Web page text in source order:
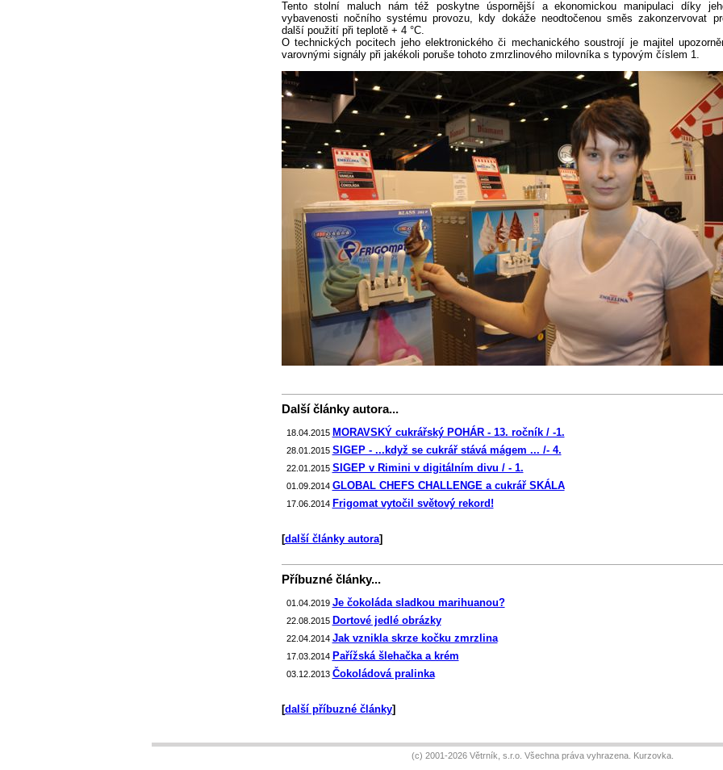
Tento stolní maluch nám též poskytne úspornější a ekonomickou manipulaci díky
vybavenosti nočního systému provozu, kdy dokáže neodtočenou směs zakonzervovat
další použití při teplotě + 4 °C.
O technických pocitech jeho elektronického či mechanického soustrojí je majitel
varovnými signály při jakékoli poruše tohoto zmrzlinového milovníka s typovým číslem 1.
Další články autora...
18.04.2015 MORAVSKÝ cukrářský POHÁR - 13. ročník / -1.
28.01.2015 SIGEP - ...když se cukrář stává mágem ... /- 4.
22.01.2015 SIGEP v Rimini v digitálním divu / - 1.
01.09.2014 GLOBAL CHEFS CHALLENGE a cukrář SKÁLA
17.06.2014 Frigomat vytočil světový rekord!
[další články autora]
Příbuzné články...
01.04.2019 Je čokoláda sladkou marihuanou?
22.08.2015 Dortové jedlé obrázky
22.04.2014 Jak vznikla skrze kočku zmrzlina
17.03.2014 Pařížská šlehačka a krém
03.12.2013 Čokoládová pralinka
[další příbuzné články]
(c) 2001-2026 Větrník, s.r.o. Všechna práva vyhrazena. Kurzovka.